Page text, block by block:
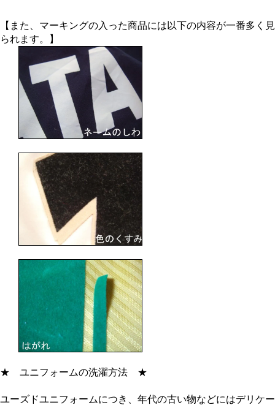
【また、マーキングの入った商品には以下の内容が一番多く見
られます。】
★ ユニフォームの洗濯方法 ★
ユーズドユニフォームにつき、年代の古い物などにはデリケー